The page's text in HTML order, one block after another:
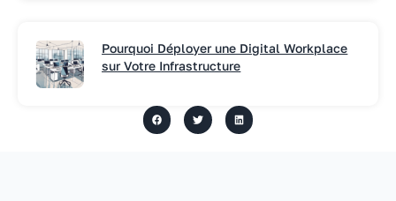
Pourquoi Déployer une Digital Workplace
sur Votre Infrastructure